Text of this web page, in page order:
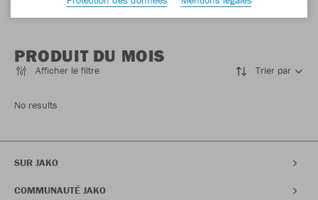
PRODUIT DU MOIS
Afficher le filtre Trier par
No results
SUR JAKO
COMMUNAUTÉ JAKO